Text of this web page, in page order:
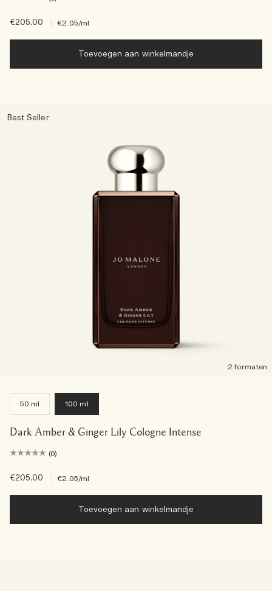
€205.00 €2.05/ml
Toevoegen aan winkelmandje
Best Seller
2 formaten
50 ml 100 ml
Dark Amber & Ginger Lily Cologne Intense
(0)
€205.00 €2.05/ml
Toevoegen aan winkelmandje